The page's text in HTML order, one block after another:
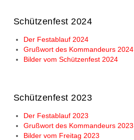
Schützenfest 2024
Der Festablauf 2024
Grußwort des Kommandeurs 2024
Bilder vom Schützenfest 2024
Schützenfest 2023
Der Festablauf 2023
Grußwort des Kommandeurs 2023
Bilder vom Freitag 2023